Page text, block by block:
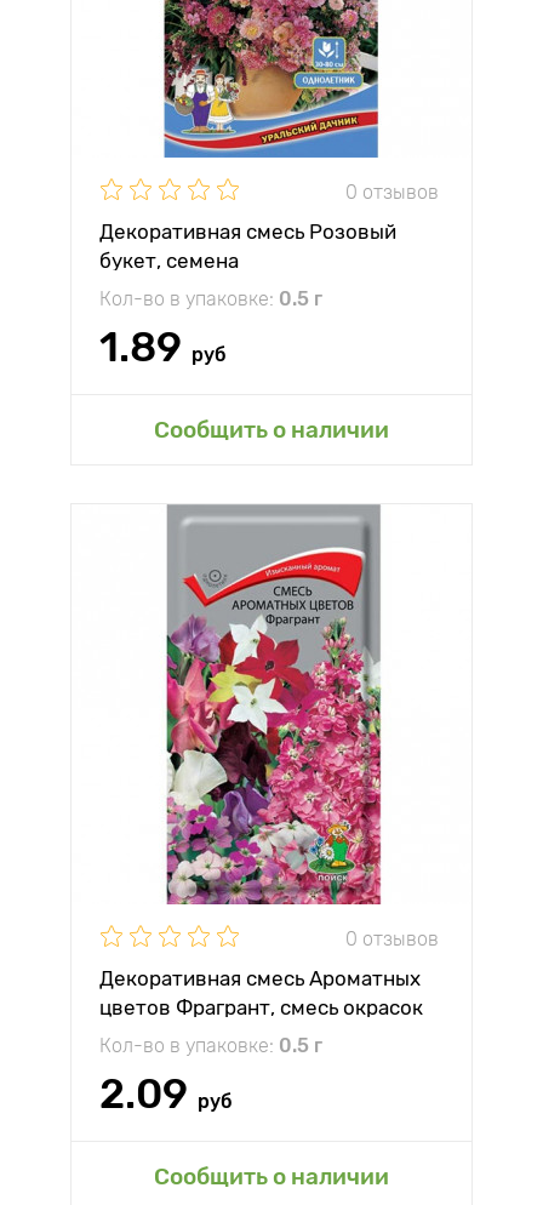
0 отзывов
Декоративная смесь Розовый
букет, семена
Кол-во в упаковке: 0.5 г
1.89 руб
Сообщить о наличии
0 отзывов
Декоративная смесь Ароматных
цветов Фрагрант, смесь окрасок
Кол-во в упаковке: 0.5 г
2.09 руб
Сообщить о наличии